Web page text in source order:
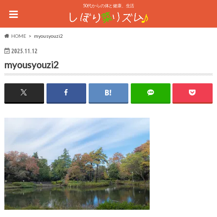
50代からの体と健康、生活
HOME myousyouzi2
2025.11.12
myousyouzi2